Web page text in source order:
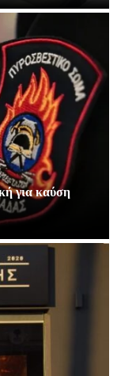
για καύση